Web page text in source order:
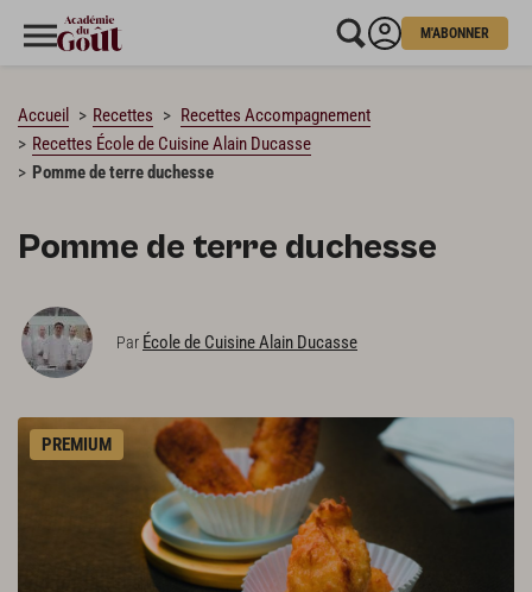
M'ABONNER
Accueil Recettes
Recettes Accompagnement
Recettes École de Cuisine Alain Ducasse
Pomme de terre duchesse
Pomme de terre duchesse
Par École de Cuisine Alain Ducasse
PREMIUM
CHARGEMENT…